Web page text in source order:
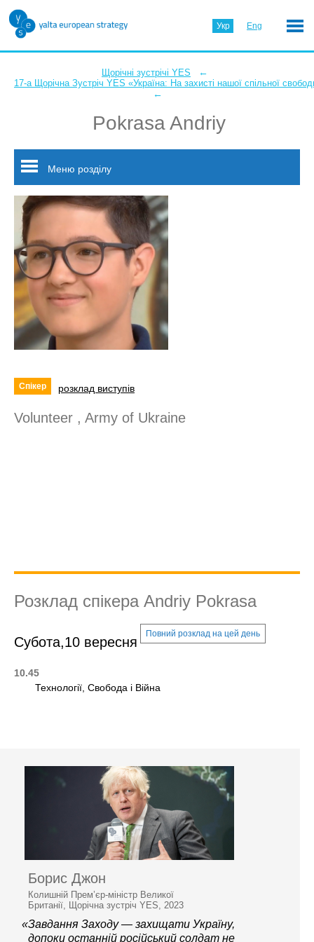
Укр Eng
Щорічні зустрічі YES ←
17-а Щорічна Зустріч YES «Україна: На захисті нашої спільної
←
Pokrasa Andriy
Меню розділу
Спікер розклад виступів
Volunteer , Army of Ukraine
Розклад спікера Andriy Pokrasa
Субота,10 вересня
Повний розклад на цей день
10.45
Технології, Свобода і Війна
Борис Джон
Колишній Прем’єр-міністр Великої
Британії, Щорічна зустріч YES, 2023
«Завдання Заходу — захищати Україну,
допоки останній російський солдат не